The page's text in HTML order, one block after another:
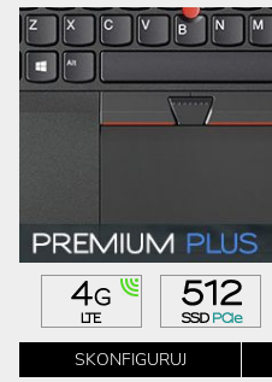
SKONFIGURUJ